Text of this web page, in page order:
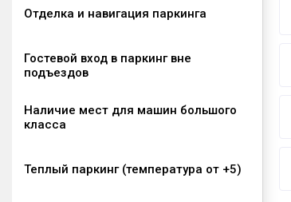
Отделка и навигация паркинга
Гостевой вход в паркинг вне
подъездов
Наличие мест для машин большого
класса
Теплый паркинг (температура от +5)